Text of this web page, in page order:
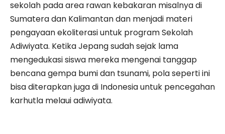
sekolah pada area rawan kebakaran misalnya di
Sumatera dan Kalimantan dan menjadi materi
pengayaan ekoliterasi untuk program Sekolah
Adiwiyata. Ketika Jepang sudah sejak lama
mengedukasi siswa mereka mengenai tanggap
bencana gempa bumi dan tsunami, pola seperti ini
bisa diterapkan juga di Indonesia untuk pencegahan
karhutla melaui adiwiyata.